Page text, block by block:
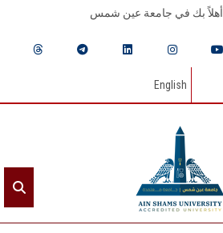
أهلاً بك في جامعة عين شمس
English